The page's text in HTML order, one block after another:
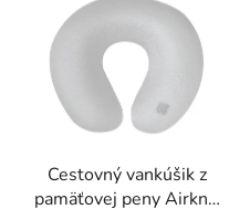
Cestovný vankúšik z
pamäťovej peny Airknit